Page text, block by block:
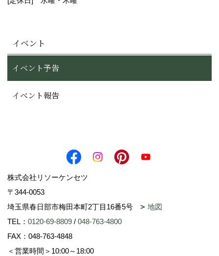
１ ご請求又は、ご購入いただいた資料の送付
当社は、提供を受けた個人情報を基に、個人を特
個人情報の第三者への開示
は、その開示先、範囲等をあらかじめ通知もしく
は表示することにより事前に承諾をいただくこと
とします。お客様の事前の同意なく第三者に開示
することはいたしません。
イベント
イベント予告
イベント報告
株式会社リソーケンセツ
〒344-0053
埼玉県春日部市梅田本町2丁目16番5号
地図
TEL： 0120-69-8809 / 048-763-4800
FAX：048-763-4848
＜営業時間＞10:00～18:00